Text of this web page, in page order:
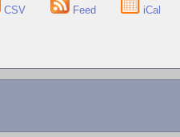
CSV Feed iCal